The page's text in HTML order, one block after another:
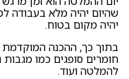
שהיום יהיה מלא בעבודה
יהיה מקום בטוח.
בתוך כך, ההכנה המוקדמת
חומרים סופגים כמו
להמלטה ועוד.